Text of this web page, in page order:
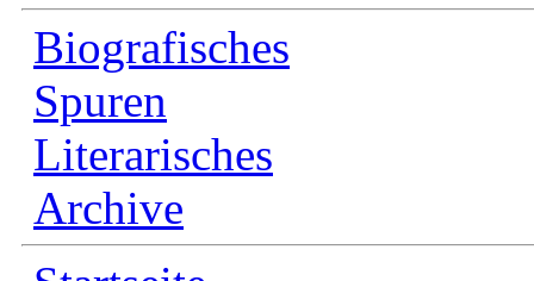
Biografisches
Spuren
Literarisches
Archive